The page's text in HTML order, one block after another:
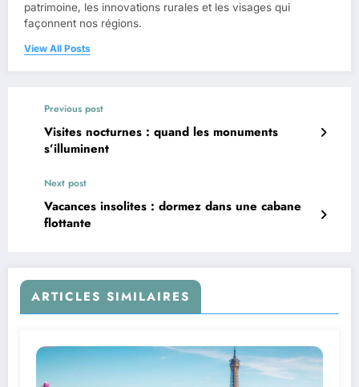
patrimoine, les innovations rurales et les visages qui
façonnent nos régions.
View All Posts
Previous post
Visites nocturnes : quand les monuments
s’illuminent
Next post
Vacances insolites : dormez dans une cabane
flottante
ARTICLES SIMILAIRES